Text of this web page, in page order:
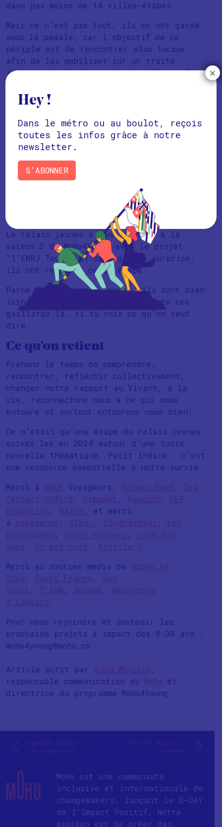
dans pas moins de 14 villes-étapes.
Mais ce n’est pas tout, ils en ont gardé
sous la pédale, car l’objectif de ce
périple est de rencontrer élus locaux
afin de les mobiliser sur un traité
international mais aussi des élèves afin
climatiques.
actions et porteuse de sens pour les
jeunes qui s’engagent dans l’aventure.
MoHo4Young dans tout ça ?
Bien-sûr, qui dit projet collectif
engagé, sous entend “MoHo”. Je vous
l’accorde, ça ne rime pas, mais au moins
Le relais jeunes a donc postulé à la
saison 2 de MoHo4Young avec le projet
“l’ENRJ Tour”. Et sans grande surprise,
ils ont remporté cette étape.
Parce qu’on va se l’avouer, ils sont bien
loin de pédaler dans la choucroute ces
gaillards là, si tu vois ce qu’on veut
dire.
Ce qu’on retient
Prenons le temps de comprendre,
rencontrer, réfléchir collectivement,
changer notre rapport au Vivant, à la
vie, reconnectons nous à ce qui nous
entoure et surtout entourons nous bien!
Ce n’était qu’une étape du relais jeunes,
suivez les en 2024 autour d’une toute
nouvelle thématique. Petit indice : c’est
une ressource essentielle à notre survie.
Merci à SNCF Voyageurs, Socaps fund,
les
Cahiers Oxford , Pimpant , Asuwsih , HEP
Education , Raise , et merci
à makesense , alba. , Diversidays , Les
Déterminés , Youth Forever , Live for
Good , On est prêt , Article 1 .
Merci au soutien média de Usbek et
Rica , Ouest France , Sud
Ouest , l’ADN , SoGood , Reporters
d’Espoirs .
Pour nous rejoindre et soutenir les
prochains projets à impact des 8-30 ans :
moho4young@moho.co
Article écrit par Anna Mojzesz ,
responsable communication du MoHo et
directrice du programme MoHo4Young.
Lauréats saison 2 –
Les éclaireurs
Lauréat saison 2 :
EcoYako
MoHo est une communauté
inclusive et internationale de
changemakers, lançant le D-DAY
de l'Impact Positif. Notre
mission est de créer des
Hey !
Dans le métro ou au boulot, reçois
toutes les infos grâce à notre
newsletter.
S’ABONNER
×